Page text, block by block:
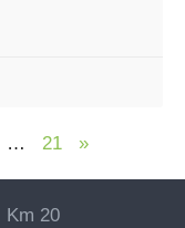
… 21 »
Km 20